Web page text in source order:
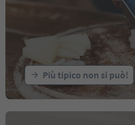
Più tipico non si può!